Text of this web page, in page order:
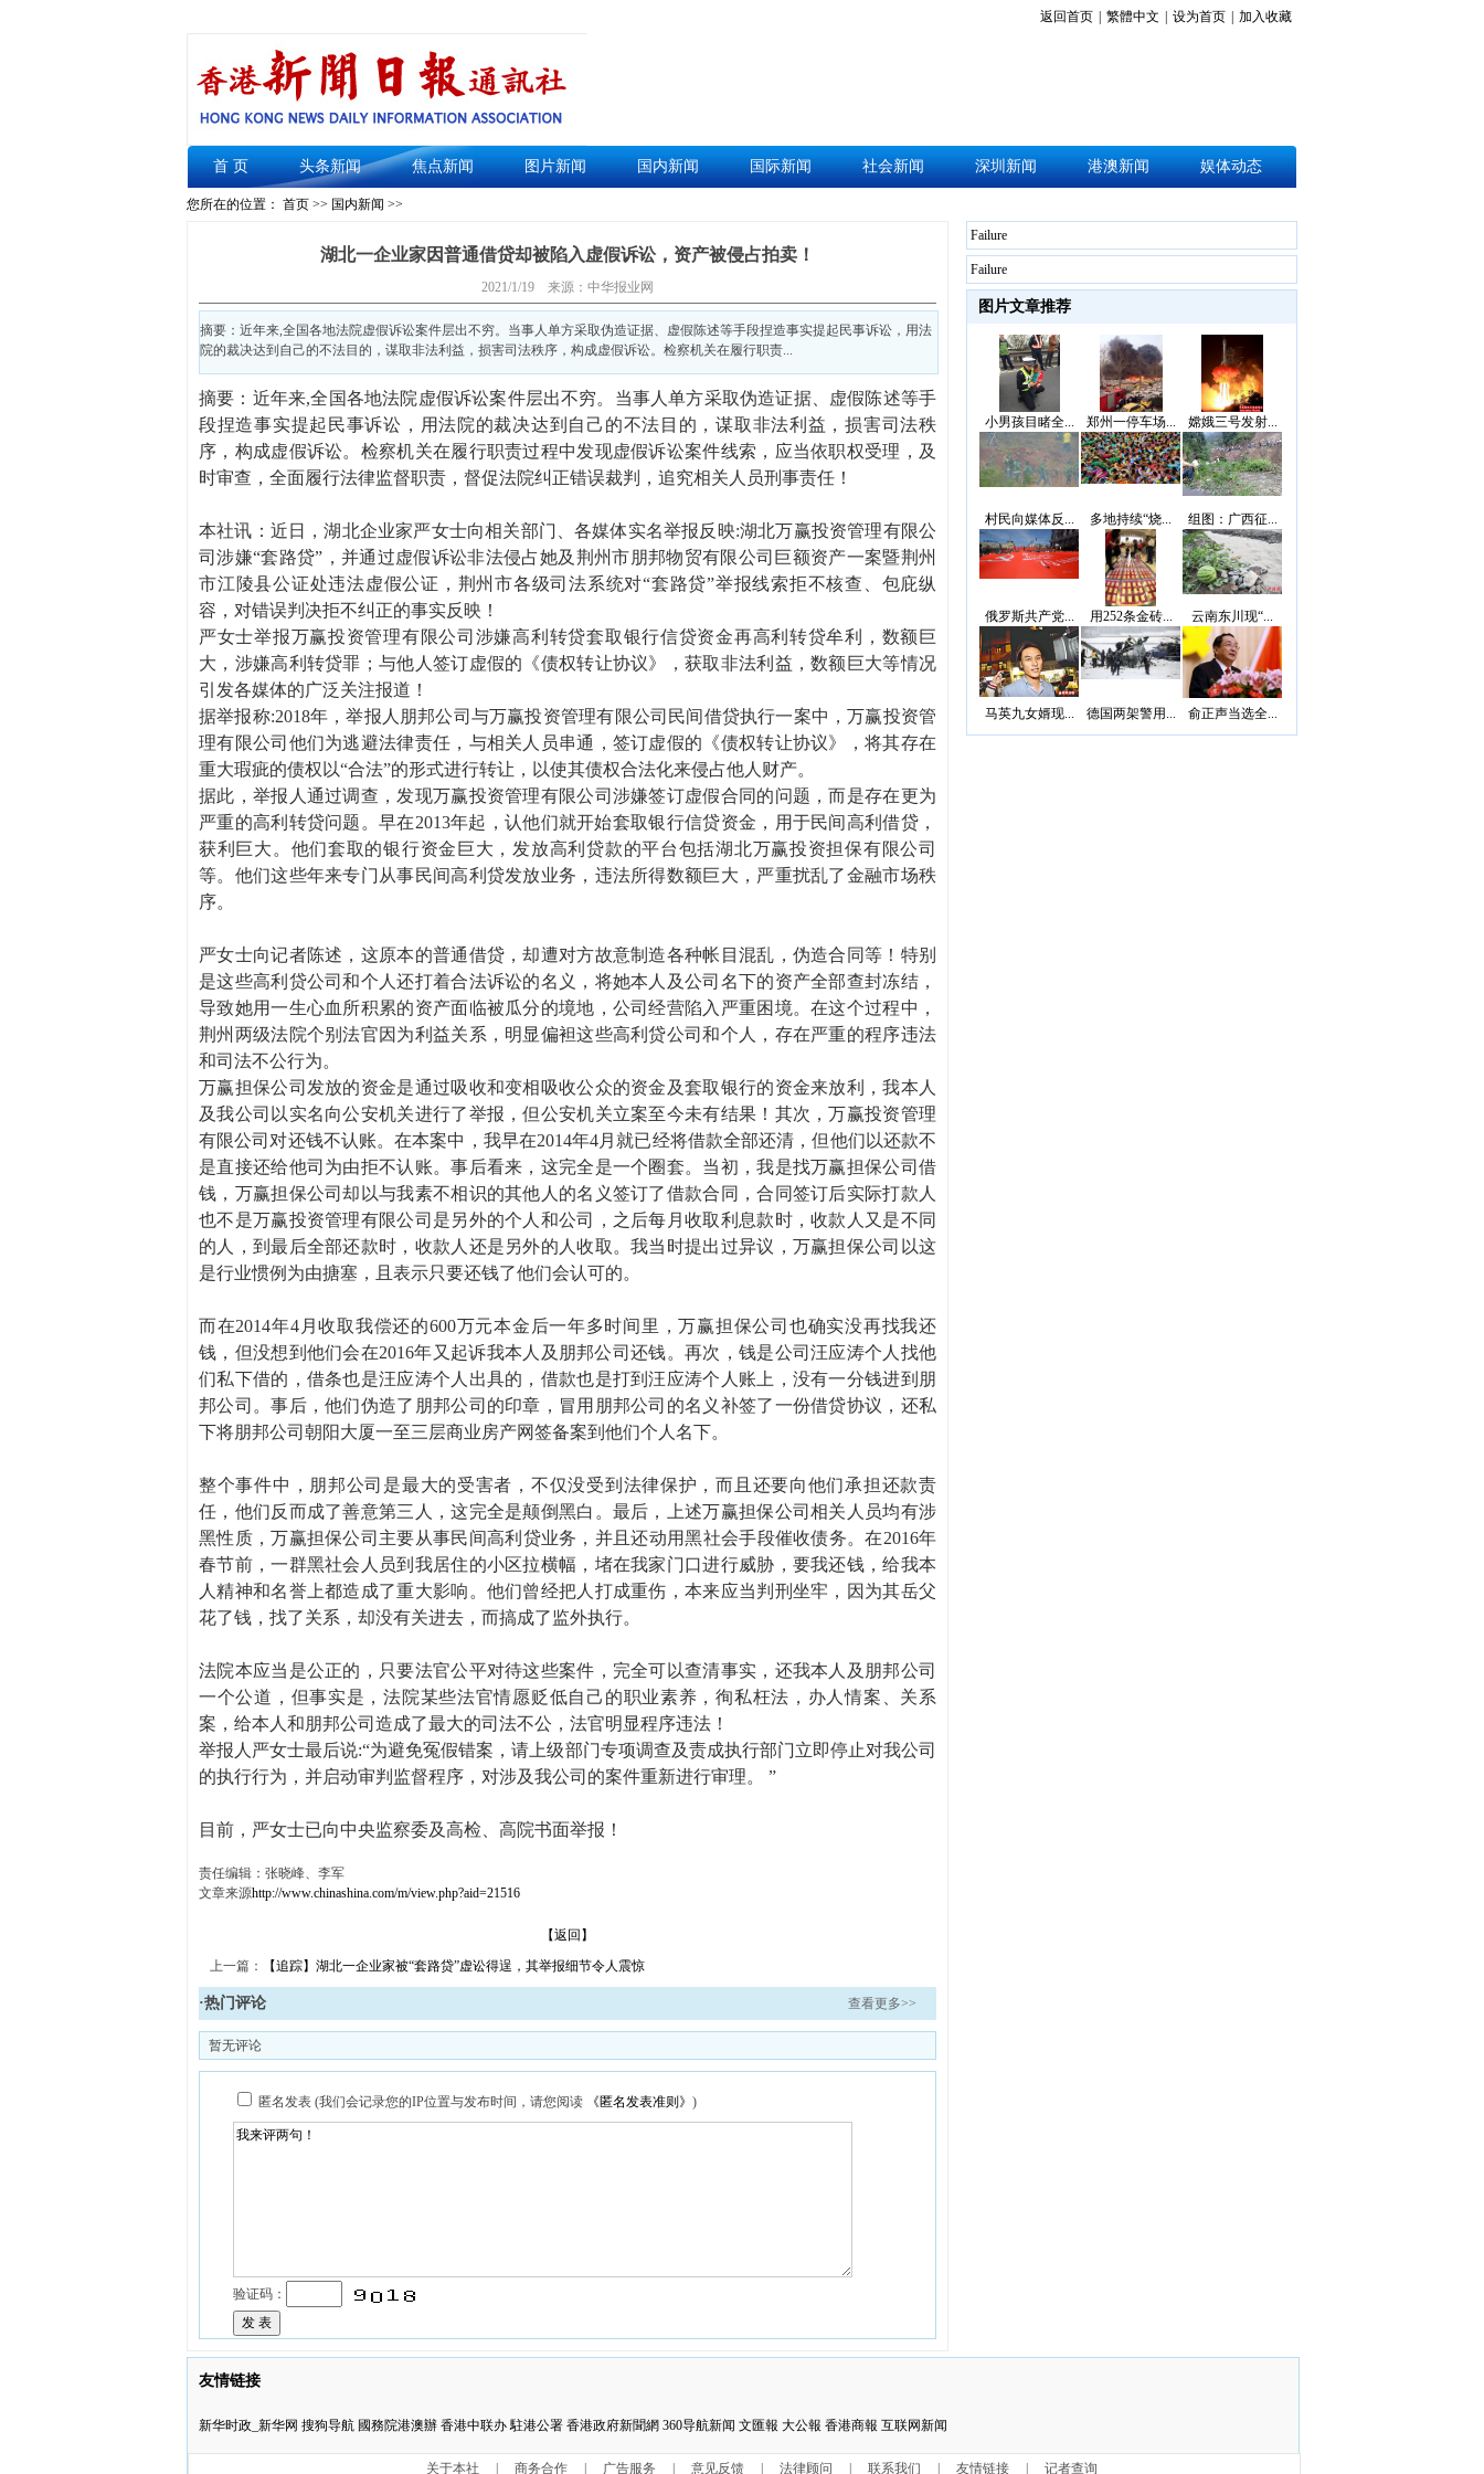
返回首页 繁體中文 设为首页 加入收藏
首 页 头条新闻 焦点新闻 图片新闻 国内新闻 国际新闻 社会新闻 深圳新闻 港澳新闻 娱体动态
您所在的位置： 首页 >> 国内新闻 >>
湖北一企业家因普通借贷却被陷入虚假诉讼，资产被侵占拍卖！
2021/1/19 来源：中华报业网
摘要：近年来,全国各地法院虚假诉讼案件层出不穷。当事人单方采取伪造证据、虚假陈述等手段捏造事实提起民事诉讼，用法
院的裁决达到自己的不法目的，谋取非法利益，损害司法秩序，构成虚假诉讼。检察机关在履行职责...
摘要：近年来,全国各地法院虚假诉讼案件层出不穷。当事人单方采取伪造证据、虚假陈述等手
段捏造事实提起民事诉讼，用法院的裁决达到自己的不法目的，谋取非法利益，损害司法秩
序，构成虚假诉讼。检察机关在履行职责过程中发现虚假诉讼案件线索，应当依职权受理，及
时审查，全面履行法律监督职责，督促法院纠正错误裁判，追究相关人员刑事责任！
本社讯：近日，湖北企业家严女士向相关部门、各媒体实名举报反映:湖北万赢投资管理有限公
司涉嫌“套路贷”，并通过虚假诉讼非法侵占她及荆州市朋邦物贸有限公司巨额资产一案暨荆州
市江陵县公证处违法虚假公证，荆州市各级司法系统对“套路贷”举报线索拒不核查、包庇纵
容，对错误判决拒不纠正的事实反映！
严女士举报万赢投资管理有限公司涉嫌高利转贷套取银行信贷资金再高利转贷牟利，数额巨
大，涉嫌高利转贷罪；与他人签订虚假的《债权转让协议》，获取非法利益，数额巨大等情况
引发各媒体的广泛关注报道！
据举报称:2018年，举报人朋邦公司与万赢投资管理有限公司民间借贷执行一案中，万赢投资管
理有限公司他们为逃避法律责任，与相关人员串通，签订虚假的《债权转让协议》，将其存在
重大瑕疵的债权以“合法”的形式进行转让，以使其债权合法化来侵占他人财产。
据此，举报人通过调查，发现万赢投资管理有限公司涉嫌签订虚假合同的问题，而是存在更为
严重的高利转贷问题。早在2013年起，认他们就开始套取银行信贷资金，用于民间高利借贷，
获利巨大。他们套取的银行资金巨大，发放高利贷款的平台包括湖北万赢投资担保有限公司
等。他们这些年来专门从事民间高利贷发放业务，违法所得数额巨大，严重扰乱了金融市场秩
序。
严女士向记者陈述，这原本的普通借贷，却遭对方故意制造各种帐目混乱，伪造合同等！特别
是这些高利贷公司和个人还打着合法诉讼的名义，将她本人及公司名下的资产全部查封冻结，
导致她用一生心血所积累的资产面临被瓜分的境地，公司经营陷入严重困境。在这个过程中，
荆州两级法院个别法官因为利益关系，明显偏袒这些高利贷公司和个人，存在严重的程序违法
和司法不公行为。
万赢担保公司发放的资金是通过吸收和变相吸收公众的资金及套取银行的资金来放利，我本人
及我公司以实名向公安机关进行了举报，但公安机关立案至今未有结果！其次，万赢投资管理
有限公司对还钱不认账。在本案中，我早在2014年4月就已经将借款全部还清，但他们以还款不
是直接还给他司为由拒不认账。事后看来，这完全是一个圈套。当初，我是找万赢担保公司借
钱，万赢担保公司却以与我素不相识的其他人的名义签订了借款合同，合同签订后实际打款人
也不是万赢投资管理有限公司是另外的个人和公司，之后每月收取利息款时，收款人又是不同
的人，到最后全部还款时，收款人还是另外的人收取。我当时提出过异议，万赢担保公司以这
是行业惯例为由搪塞，且表示只要还钱了他们会认可的。
而在2014年4月收取我偿还的600万元本金后一年多时间里，万赢担保公司也确实没再找我还
钱，但没想到他们会在2016年又起诉我本人及朋邦公司还钱。再次，钱是公司汪应涛个人找他
们私下借的，借条也是汪应涛个人出具的，借款也是打到汪应涛个人账上，没有一分钱进到朋
邦公司。事后，他们伪造了朋邦公司的印章，冒用朋邦公司的名义补签了一份借贷协议，还私
下将朋邦公司朝阳大厦一至三层商业房产网签备案到他们个人名下。
整个事件中，朋邦公司是最大的受害者，不仅没受到法律保护，而且还要向他们承担还款责
任，他们反而成了善意第三人，这完全是颠倒黑白。最后，上述万赢担保公司相关人员均有涉
黑性质，万赢担保公司主要从事民间高利贷业务，并且还动用黑社会手段催收债务。在2016年
春节前，一群黑社会人员到我居住的小区拉横幅，堵在我家门口进行威胁，要我还钱，给我本
人精神和名誉上都造成了重大影响。他们曾经把人打成重伤，本来应当判刑坐牢，因为其岳父
花了钱，找了关系，却没有关进去，而搞成了监外执行。
法院本应当是公正的，只要法官公平对待这些案件，完全可以查清事实，还我本人及朋邦公司
一个公道，但事实是，法院某些法官情愿贬低自己的职业素养，徇私枉法，办人情案、关系
案，给本人和朋邦公司造成了最大的司法不公，法官明显程序违法！
举报人严女士最后说:“为避免冤假错案，请上级部门专项调查及责成执行部门立即停止对我公司
的执行行为，并启动审判监督程序，对涉及我公司的案件重新进行审理。 ”
目前，严女士已向中央监察委及高检、高院书面举报！
责任编辑：张晓峰、李军
文章来源http://www.chinashina.com/m/view.php?aid=21516
【返回】
上一篇：
【追踪】湖北一企业家被“套路贷”虚讼得逞，其举报细节令人震惊
·热门评论 查看更多>>
暂无评论
匿名发表 (我们会记录您的IP位置与发布时间，请您阅读 《匿名发表准则》 )
验证码：
Failure
Failure
图片文章推荐
小男孩目睹全... 郑州一停车场... 嫦娥三号发射...
村民向媒体反... 多地持续“烧... 组图：广西征...
俄罗斯共产党... 用252条金砖... 云南东川现“...
马英九女婿现... 德国两架警用... 俞正声当选全...
友情链接
新华时政_新华网 搜狗导航 國務院港澳辦 香港中联办 駐港公署 香港政府新聞網 360导航新闻 文匯報 大公報 香港商報 互联网新闻
关于本社 商务合作 广告服务 意见反馈 法律顾问 联系我们 友情链接 记者查询